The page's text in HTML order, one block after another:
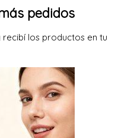
pedidos
los productos en tu